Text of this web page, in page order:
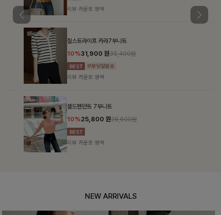
리뷰 카운트 영역
칠스트라이프 카라7부니트
10% 31,900원35,400원
리뷰 카운트 영역
셀드펜던트 7부니트
10% 25,800원28,600원
리뷰 카운트 영역
NEW ARRIVALS